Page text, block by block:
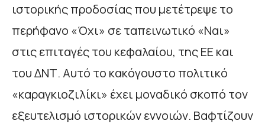
ιστορικής προδοσίας που μετέτρεψε το
περήφανο «Όχι» σε ταπεινωτικό «Ναι»
στις επιταγές του κεφαλαίου, της ΕΕ και
του ΔΝΤ. Αυτό το κακόγουστο πολιτικό
«καραγκιοζιλίκι» έχει μοναδικό σκοπό τον
εξευτελισμό ιστορικών εννοιών. Βαφτίζουν